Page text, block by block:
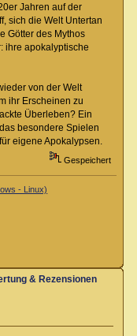
Jahren auf der
sich die Welt Untertan
Götter des Mythos
ihre apokalyptische
von der Welt
ihr Erscheinen zu
Überleben? Ein
besondere Spielen
eigene Apokalypsen.
Gespeichert
- Linux)
& Rezensionen